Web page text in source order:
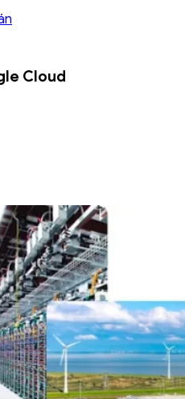
Cloud